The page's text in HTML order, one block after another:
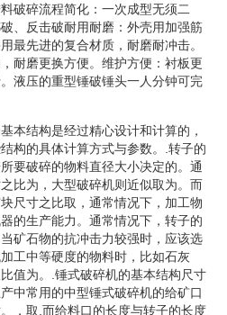
破碎流程简化：一次成型无须二
、反击破耐用耐磨：外壳用加强筋
最先进的复合材质，耐磨耐冲击。
耐磨更换方便。维护方便：衬板更
液压的重型锤破锤头一人分钟可完
本结构是经过精心设计和计算的，
构的具体计算方式与参数。.转子的
要破碎的物料直径大小决定的。通
比为，大型破碎机则近似取为。而
尺寸之比取，通常情况下，加工物
的生产能力。通常情况下，转子的
矿石物的抗冲击力较强时，应该选
工中等硬度的物料时，比如石灰
值为。.锤式破碎机的基本结构尺寸
中常用的中型锤式破碎机的给矿口
，取,而给料口的长度与转子的长度